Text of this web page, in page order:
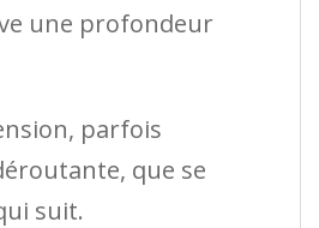
une profondeur
parfois
que se
suit.